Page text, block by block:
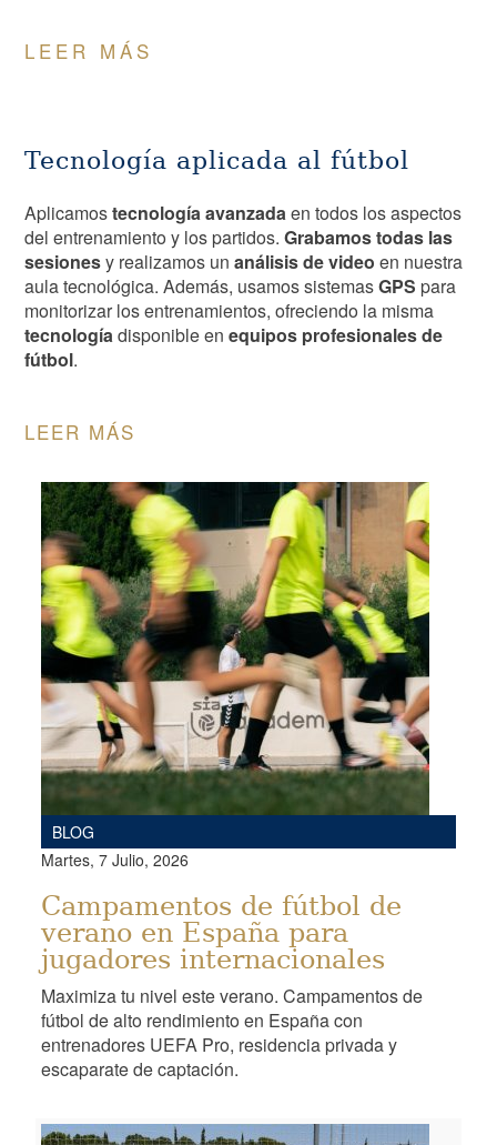
LEER MÁS
Tecnología aplicada al fútbol
Aplicamostecnología avanzadaen todos los aspectos
del entrenamiento y los partidos.Grabamos todas las
sesionesy realizamos unanálisis de video en nuestra
aula tecnológica. Además, usamos sistemasGPSpara
monitorizar los entrenamientos, ofreciendo la misma
tecnologíadisponible en equipos profesionales de
fútbol.
LEER MÁS
BLOG
Martes, 7 Julio, 2026
Campamentos de fútbol de
verano en España para
jugadores internacionales
Maximiza tu nivel este verano. Campamentos de
fútbol de alto rendimiento en España con
entrenadores UEFA Pro, residencia privada y
escaparate de captación.